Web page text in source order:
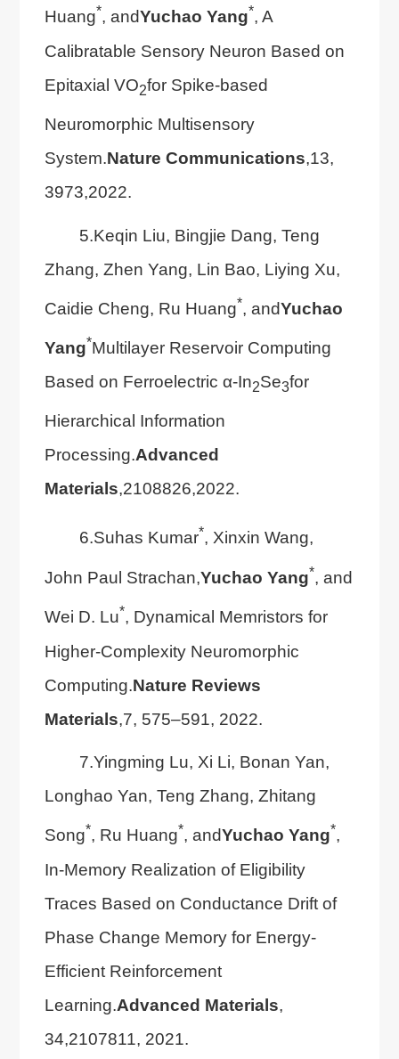
Huang*, andYuchao Yang*, A
Calibratable Sensory Neuron Based on
Epitaxial VO2for Spike-based
Neuromorphic Multisensory
System.Nature Communications,13,
3973,2022.
5.Keqin Liu, Bingjie Dang, Teng
Zhang, Zhen Yang, Lin Bao, Liying Xu,
Caidie Cheng, Ru Huang*, andYuchao
Yang*Multilayer Reservoir Computing
Based on Ferroelectric α-In2Se3for
Hierarchical Information
Processing.Advanced
Materials,2108826,2022.
6.Suhas Kumar*, Xinxin Wang,
John Paul Strachan,Yuchao Yang*, and
Wei D. Lu*, Dynamical Memristors for
Higher-Complexity Neuromorphic
Computing.Nature Reviews
Materials,7, 575–591, 2022.
7.Yingming Lu, Xi Li, Bonan Yan,
Longhao Yan, Teng Zhang, Zhitang
Song*, Ru Huang*, andYuchao Yang*,
In-Memory Realization of Eligibility
Traces Based on Conductance Drift of
Phase Change Memory for Energy-
Efficient Reinforcement
Learning.Advanced Materials,
34,2107811, 2021.